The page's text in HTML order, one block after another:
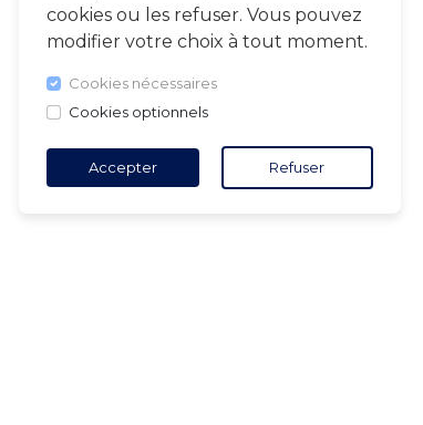
cookies ou les refuser. Vous pouvez
modifier votre choix à tout moment.
Cookies nécessaires
Cookies optionnels
Accepter Refuser